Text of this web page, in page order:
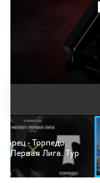
- Торпедо.
Первая Лига. Тур